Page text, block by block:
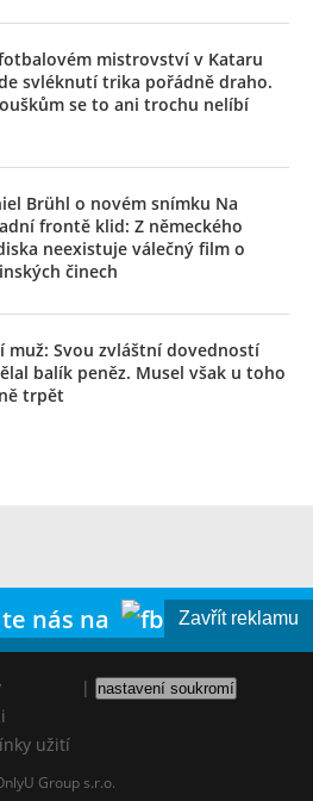
mistrovství v Kataru
svléknutí trika pořádně draho.
se to ani trochu nelíbí
Brühl o novém snímku Na
frontě klid: Z německého
neexistuje válečný film o
činech
muž: Svou zvláštní dovedností
balík peněz. Musel však u toho
trpět
nás na
užití
| nastavení soukromí
Group s.r.o.
Zavřít reklamu